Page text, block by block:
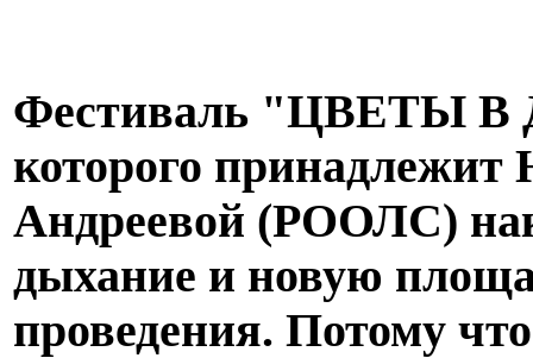
Фестиваль "ЦВЕТЫ В
которого
Андреевой (РООЛС)
дыхание и новую
проведения. Потому